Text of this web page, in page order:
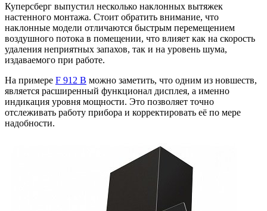
Куперсберг выпустил несколько наклонных вытяжек
настенного монтажа. Стоит обратить внимание, что
наклонные модели отличаются быстрым перемещением
воздушного потока в помещении, что влияет как на скорость
удаления неприятных запахов, так и на уровень шума,
издаваемого при работе.
На примере F 912 B можно заметить, что одним из новшеств,
является расширенный функционал дисплея, а именно
индикация уровня мощности. Это позволяет точно
отслеживать работу прибора и корректировать её по мере
надобности.